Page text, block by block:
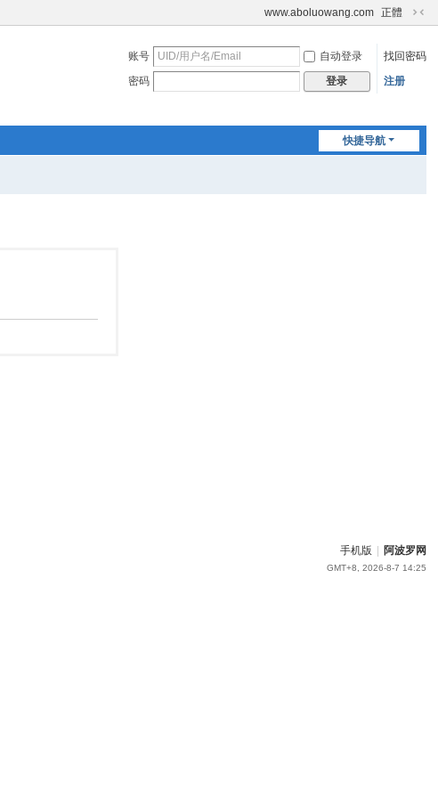
www.aboluowang.com 正體
切
到
账号 自动登录
找回密码
密码
登录 注册
快捷导航
手机版 阿波罗网
GMT+8, 2026-8-7 14:25